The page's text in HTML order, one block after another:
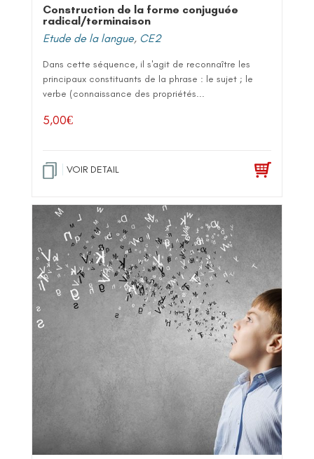
Construction de la forme conjuguée
radical/terminaison
Etude de la langue, CE2
Dans cette séquence, il s'agit de reconnaître les
principaux constituants de la phrase : le sujet ; le
verbe (connaissance des propriétés...
5,00€
VOIR DETAIL